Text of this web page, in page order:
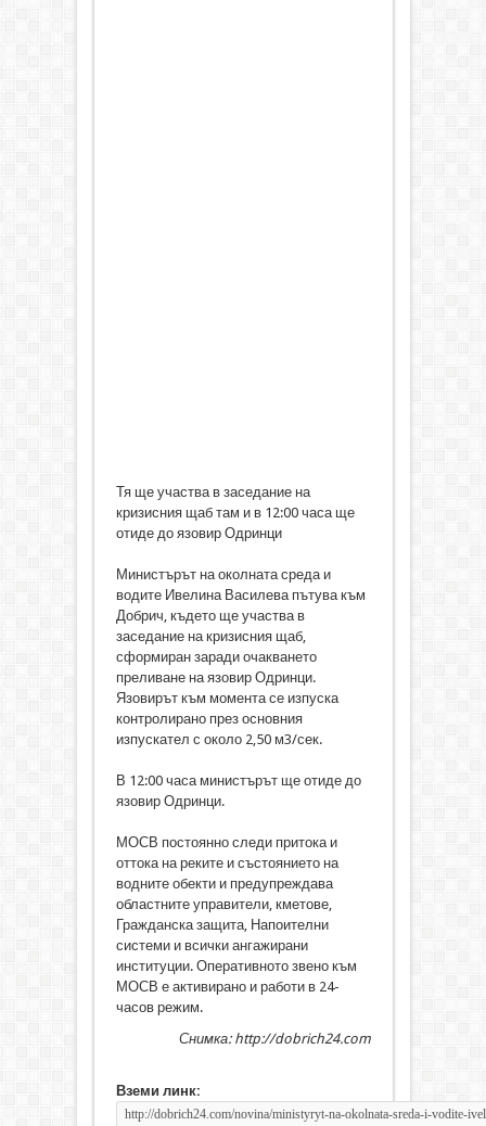
Тя ще участва в заседание на
кризисния щаб там и в 12:00 часа ще
отиде до язовир Одринци
Министърът на околната среда и
водите Ивелина Василева пътува към
Добрич, където ще участва в
заседание на кризисния щаб,
сформиран заради очакването
преливане на язовир Одринци.
Язовирът към момента се изпуска
контролирано през основния
изпускател с около 2,50 м3/сек.
В 12:00 часа министърът ще отиде до
язовир Одринци.
МОСВ постоянно следи притока и
оттока на реките и състоянието на
водните обекти и предупреждава
областните управители, кметове,
Гражданска защита, Напоителни
системи и всички ангажирани
институции. Оперативното звено към
МОСВ е активирано и работи в 24-
часов режим.
Снимка: http://dobrich24.com
Вземи линк: